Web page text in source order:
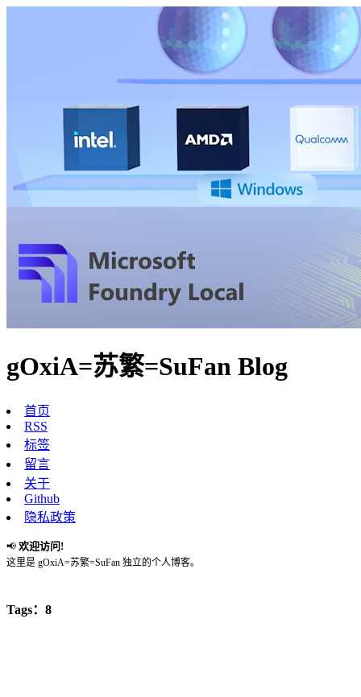
gOxiA=苏繁=SuFan Blog
首页
RSS
标签
留言
关于
Github
隐私政策
📢 欢迎访问!
这里是 gOxiA=苏繁=SuFan 独立的个人博客。
Tags：8